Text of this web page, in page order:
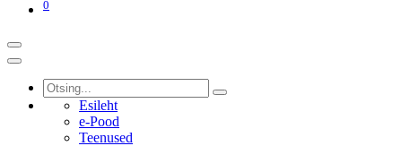
0
Esileht
e-Pood
Teenused